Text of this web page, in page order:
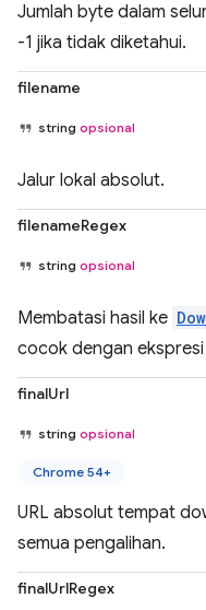
Jumlah byte dalam
-1 jika tidak diketahui.
filename
string opsional
Jalur lokal absolut.
filenameRegex
string opsional
Membatasi hasil ke
cocok dengan
finalUrl
string opsional
Chrome 54+
URL absolut tempat
semua pengalihan.
finalUrlRegex